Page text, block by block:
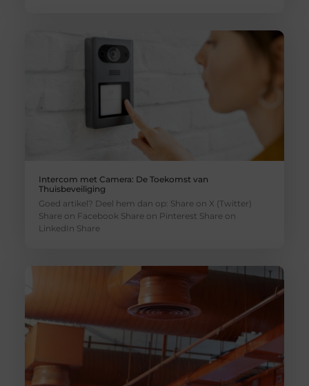
Intercom met Camera: De Toekomst van
Thuisbeveiliging
Goed artikel? Deel hem dan op: Share on X (Twitter)
Share on Facebook Share on Pinterest Share on
LinkedIn Share